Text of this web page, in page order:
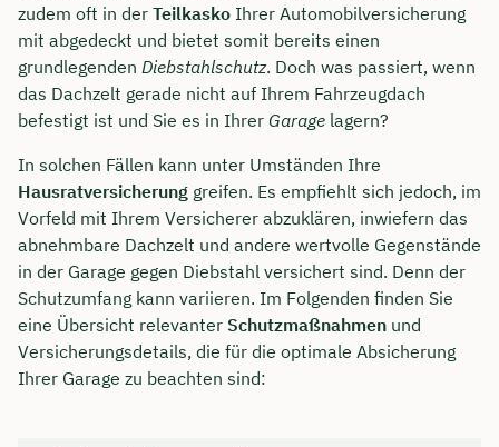
zudem oft in der Teilkasko Ihrer Automobilversicherung
mit abgedeckt und bietet somit bereits einen
grundlegenden Diebstahlschutz. Doch was passiert, wenn
das Dachzelt gerade nicht auf Ihrem Fahrzeugdach
befestigt ist und Sie es in Ihrer Garage lagern?
In solchen Fällen kann unter Umständen Ihre
Hausratversicherung greifen. Es empfiehlt sich jedoch, im
Vorfeld mit Ihrem Versicherer abzuklären, inwiefern das
abnehmbare Dachzelt und andere wertvolle Gegenstände
in der Garage gegen Diebstahl versichert sind. Denn der
Schutzumfang kann variieren. Im Folgenden finden Sie
eine Übersicht relevanter Schutzmaßnahmen und
Versicherungsdetails, die für die optimale Absicherung
Ihrer Garage zu beachten sind: